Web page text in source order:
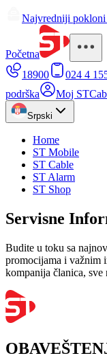
Najvredniji pokloni
Početna
18900
024 4
podrška
Moj
Srpski
Home
ST Mobile
ST Cable
ST Alarm
ST Shop
Servisne
Budite u toku sa
promocijama i važnim
kompanija članica, sve